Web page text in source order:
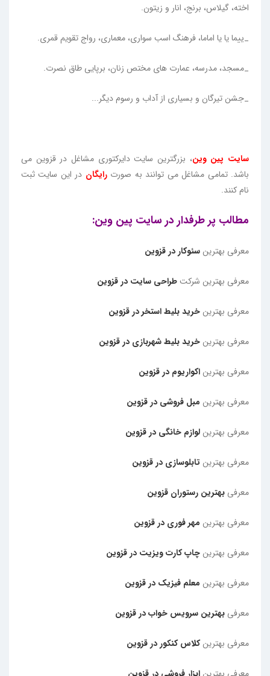
اخته، گیلاس، برنج، انار و زیتون.
_ییما یا یا اماما، فرهنگ اسب سواری، معماری، رواج تقویم قمری.
_مسجد، مدرسه، عمارت های مختص زنان، برپایی طاق نصرت.
_جشن تیرگان و بسیاری از آداب و رسوم دیگر...
سایت پین وین، بزرگترین سایت دایرکتوری مشاغل در قزوین می
باشد. تمامی مشاغل می توانند به صورترایگان در این سایت ثبت
نام کنند.
مطالب پر طرفدار در سایت پین وین:
معرفی بهترین سئوکار در قزوین
معرفی بهترین شرکتطراحی سایت در قزوین
معرفی بهترین خرید بلیط استخر در قزوین
معرفی بهترین خرید بلیط شهربازی در قزوین
معرفی بهترین اکواریوم در قزوین
معرفی بهترین مبل فروشی در قزوین
معرفی بهترین لوازم خانگی در قزوین
معرفی بهترین تابلوسازی در قزوین
معرفی بهترین رستوران قزوین
معرفی بهترین مهر فوری در قزوین
معرفی بهترین چاپ کارت ویزیت در قزوین
معرفی بهترین معلم فیزیک در قزوین
معرفی بهترین سرویس خواب در قزوین
معرفی بهترینکلاس کنکور در قزوین